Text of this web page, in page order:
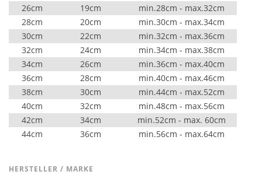
26cm
19cm
min.28cm - max.32cm
28cm
20cm
min.30cm - max.34cm
30cm
22cm
min.32cm - max.36cm
32cm
24cm
min.34cm - max.38cm
34cm
26cm
min.36cm - max.40cm
36cm
28cm
min.40cm - max.46cm
38cm
30cm
min.44cm - max.52cm
40cm
32cm
min.48cm - max.56cm
42cm
34cm
min.52cm - max. 60cm
44cm
36cm min.56cm - max.64cm
HERSTELLER / MARKE